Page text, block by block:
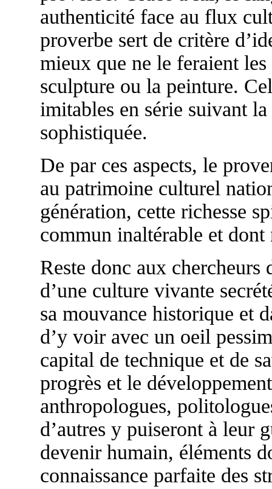
authenticité face au flux
proverbe sert de critère
mieux que ne le feraient
sculpture ou la peinture.
imitables en série suivant
sophistiquée.
De par ces aspects, le
au patrimoine culturel
génération, cette richesse
commun inaltérable et
Reste donc aux chercheurs
d’une culture vivante
sa mouvance historique et
d’y voir avec un oeil
capital de technique et de
progrès et le
anthropologues,
d’autres y puiseront à leur
devenir humain, éléments
connaissance parfaite des